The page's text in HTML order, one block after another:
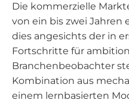
Die kommerzielle
von ein bis zwei Jahren
dies angesichts der in
Fortschritte für
Branchenbeobachter
Kombination aus
einem lernbasierten